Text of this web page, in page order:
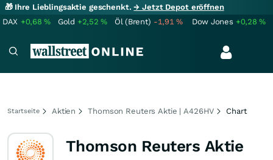
🎁 Ihre Lieblingsaktie geschenkt.→ Jetzt Depot eröffnen
DAX +0,68% Gold +2,52% Öl (Brent) -1,91% Dow Jones +0,28%
Startseite Aktien Thomson Reuters Aktie | A426HV Chart
Thomson Reuters Aktie